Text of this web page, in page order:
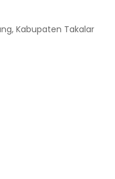
Kabupaten Takalar